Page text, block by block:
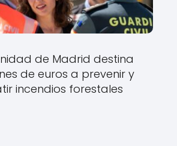
de Madrid destina
de euros a prevenir y
incendios forestales